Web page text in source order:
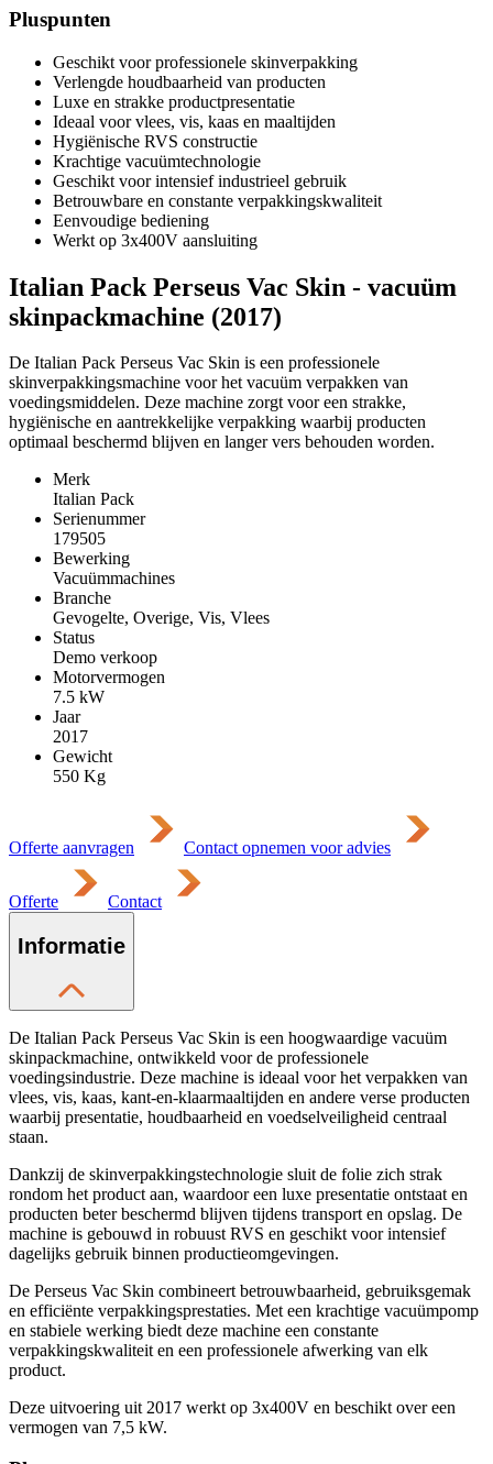
Pluspunten
Geschikt voor professionele skinverpakking
Verlengde houdbaarheid van producten
Luxe en strakke productpresentatie
Ideaal voor vlees, vis, kaas en maaltijden
Hygiënische RVS constructie
Krachtige vacuümtechnologie
Geschikt voor intensief industrieel gebruik
Betrouwbare en constante verpakkingskwaliteit
Eenvoudige bediening
Werkt op 3x400V aansluiting
Italian Pack Perseus Vac Skin - vacuüm
skinpackmachine (2017)
De Italian Pack Perseus Vac Skin is een professionele
skinverpakkingsmachine voor het vacuüm verpakken van
voedingsmiddelen. Deze machine zorgt voor een strakke,
hygiënische en aantrekkelijke verpakking waarbij producten
optimaal beschermd blijven en langer vers behouden worden.
Merk
Italian Pack
Serienummer
179505
Bewerking
Vacuümmachines
Branche
Gevogelte, Overige, Vis, Vlees
Status
Demo verkoop
Motorvermogen
7.5 kW
Jaar
2017
Gewicht
550 Kg
Offerte aanvragen Contact opnemen voor advies
Offerte Contact
Informatie
De Italian Pack Perseus Vac Skin is een hoogwaardige vacuüm
skinpackmachine, ontwikkeld voor de professionele
voedingsindustrie. Deze machine is ideaal voor het verpakken van
vlees, vis, kaas, kant-en-klaarmaaltijden en andere verse producten
waarbij presentatie, houdbaarheid en voedselveiligheid centraal
staan.
Dankzij de skinverpakkingstechnologie sluit de folie zich strak
rondom het product aan, waardoor een luxe presentatie ontstaat en
producten beter beschermd blijven tijdens transport en opslag. De
machine is gebouwd in robuust RVS en geschikt voor intensief
dagelijks gebruik binnen productieomgevingen.
De Perseus Vac Skin combineert betrouwbaarheid, gebruiksgemak
en efficiënte verpakkingsprestaties. Met een krachtige vacuümpomp
en stabiele werking biedt deze machine een constante
verpakkingskwaliteit en een professionele afwerking van elk
product.
Deze uitvoering uit 2017 werkt op 3x400V en beschikt over een
vermogen van 7,5 kW.